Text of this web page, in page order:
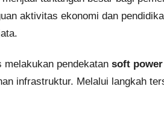
aktivitas ekonomi dan
melakukan pendekatan soft power
infrastruktur. Melalui langkah